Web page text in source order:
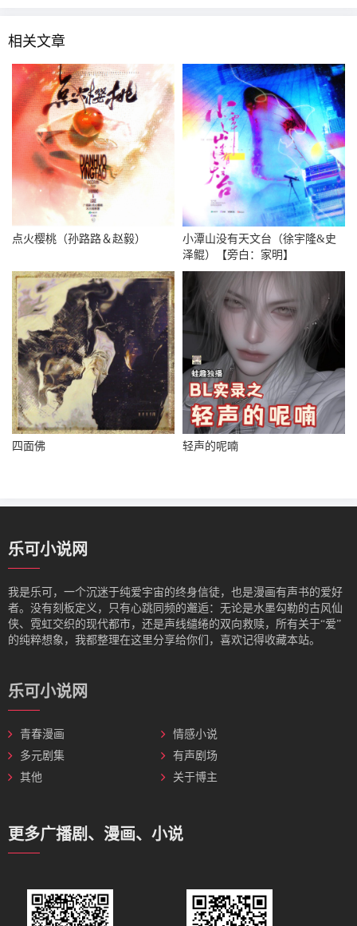
相关文章
点火樱桃（孙路路＆赵毅）
小潭山没有天文台（徐宇隆&史
泽鲲）【旁白：家明】
四面佛 轻声的呢喃
乐可小说网
我是‌乐可，一个沉迷于纯爱宇宙的终身信徒，也是漫画有声书的爱好
者。没有刻板定义，只有心跳同频的邂逅：无论是水墨勾勒的古风仙
侠、霓虹交织的现代都市，还是声线缱绻的双向救赎，所有关于“爱”
的纯粹想象，我都整理在这里分享给你们，喜欢记得收藏本站。
乐可小说网
青春漫画
情感小说
多元剧集
有声剧场
其他
关于博主
更多广播剧、漫画、小说